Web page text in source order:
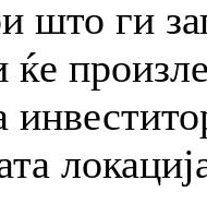
што ги